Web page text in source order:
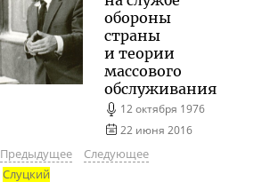
обороны
страны
и теории
массового
обслуживания
12 октября 1976
22 июня 2016
Предыдущее
Следующее
Слуцкий